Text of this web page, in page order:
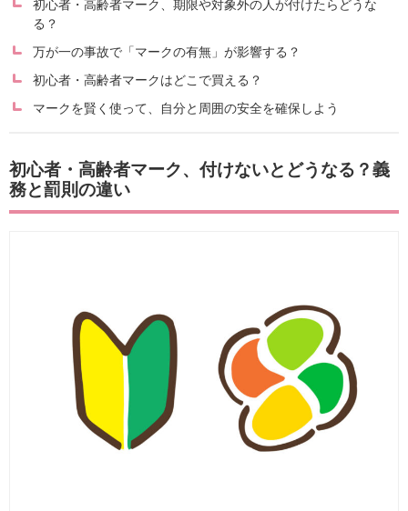
初心者・高齢者マーク、期限や対象外の人が付けたらどうな
る？
万が一の事故で「マークの有無」が影響する？
初心者・高齢者マークはどこで買える？
マークを賢く使って、自分と周囲の安全を確保しよう
初心者・高齢者マーク、付けないとどうなる？義
務と罰則の違い